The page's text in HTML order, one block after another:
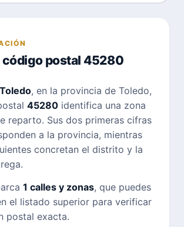
código postal 45280
Toledo, en la provincia de Toledo,
45280 identifica una zona
reparto. Sus dos primeras cifras
a la provincia, mientras
concretan el distrito y la
1 calles y zonas, que puedes
el listado superior para verificar
postal exacta.